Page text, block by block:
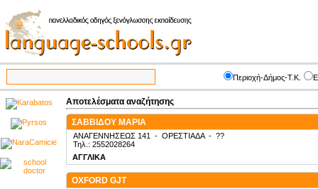
Περιοχή-Δήμος-Τ.Κ.
Αποτελέσματα αναζήτησης
ΣΑΒΒΙΔΟΥ ΜΑΡΙΑ
ΑΝΑΓΕΝΝΗΣΕΩΣ 141 - ΟΡΕΣΤΙΑΔΑ- ??
Τηλ.: 2552028264
ΑΓΓΛΙΚΑ
OXFORD GJT